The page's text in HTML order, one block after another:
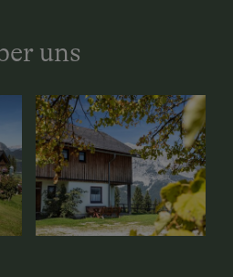
uns